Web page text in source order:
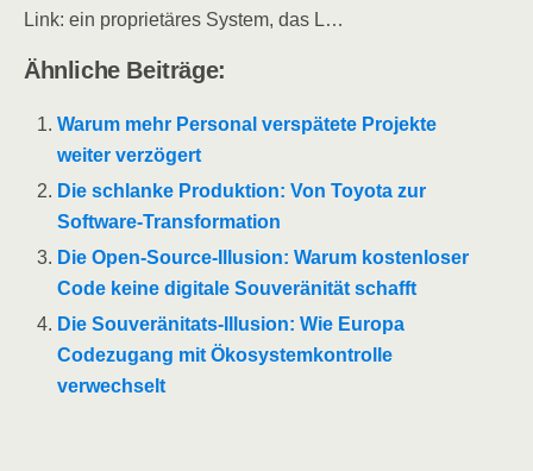
Link: ein proprietäres System, das L…
Ähnliche Beiträge:
Warum mehr Personal verspätete Projekte
weiter verzögert
Die schlanke Produktion: Von Toyota zur
Software-Transformation
Die Open-Source-Illusion: Warum kostenloser
Code keine digitale Souveränität schafft
Die Souveränitats-Illusion: Wie Europa
Codezugang mit Ökosystemkontrolle
verwechselt